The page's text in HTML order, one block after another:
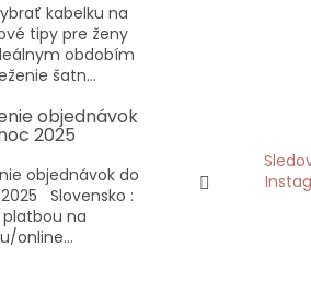
kabelku na
tipy pre ženy
obdobím
šatn...
objednávok
2025
objednávok do
Slovensko :
platbou na
online...